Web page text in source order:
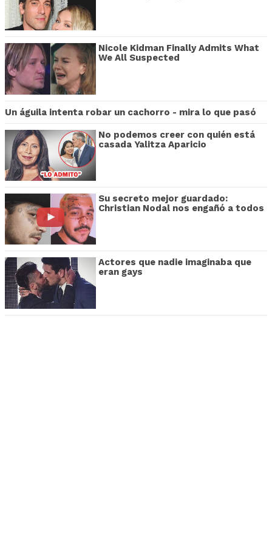
Nicole Kidman Finally Admits What
We All Suspected
Un águila intenta robar un cachorro - mira lo que pasó
No podemos creer con quién está
casada Yalitza Aparicio
Su secreto mejor guardado:
Christian Nodal nos engañó a todos
Actores que nadie imaginaba que
eran gays